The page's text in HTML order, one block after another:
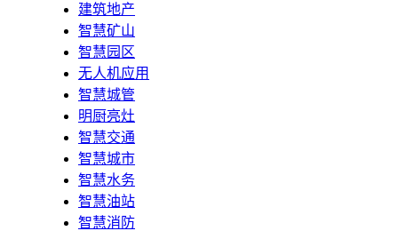
建筑地产
智慧矿山
智慧园区
无人机应用
智慧城管
明厨亮灶
智慧交通
智慧城市
智慧水务
智慧油站
智慧消防